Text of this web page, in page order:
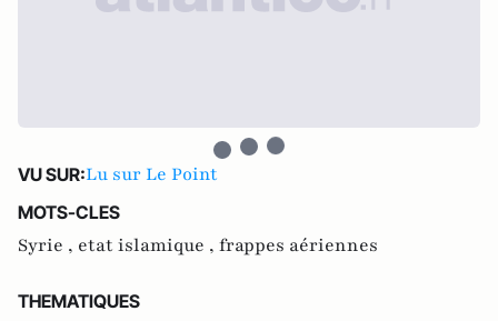
VU SUR:Lu sur Le Point
MOTS-CLES
Syrie , etat islamique , frappes aériennes
THEMATIQUES